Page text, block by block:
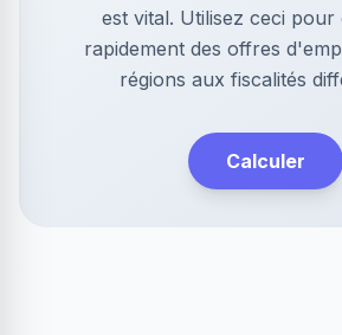
est vital. Utilisez ceci
rapidement des offres
régions aux fiscalités
Calculer